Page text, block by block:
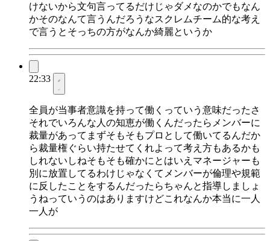
けないから文句言ってるだけじゃダメなのかでもなん
かそのなんて言うんだろうなスクレムチーム的な考え
で言うとそっちの方がなんか綺麗というか
22:33
全員が当事者意識を持って働くっていう意味だったさ
それでいろんな人の知恵が働くんだったらメンバーに
裁量があってまずそもそもプロとして働いてるんだか
ら裁量権ぐらい持たせてくれよって考え方もあるかも
しれないしねそもそも確かにとはいえマネージャーも
別に放置してるわけじゃなくてメンバーが倫理や規範
に反したことをするんだったらちゃんと指導しましょ
うねっていうのはありますけどこれなんか本当に一人
一人が